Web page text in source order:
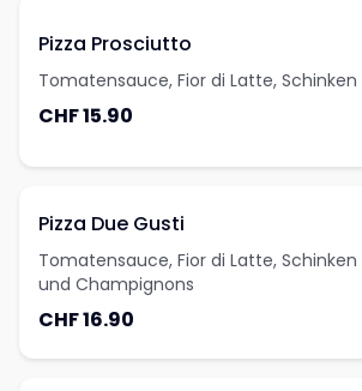
Pizza Prosciutto
Tomatensauce, Fior di Latte, Schinken
CHF 15.90
Pizza Due Gusti
Tomatensauce, Fior di Latte, Schinken
und Champignons
CHF 16.90